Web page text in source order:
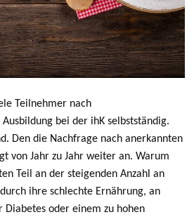
Teilnehmer nach
bei der ihK selbstständig.
Den die Nachfrage nach anerkannten
von Jahr zu Jahr weiter an. Warum
Teil an der steigenden Anzahl an
ihre schlechte Ernährung, an
Diabetes oder einem zu hohen